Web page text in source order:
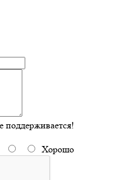
поддерживается!
Хорошо